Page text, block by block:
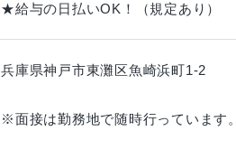
★給与の日払いOK！（規定あり）
兵庫県神戸市東灘区魚崎浜町1-2
※面接は勤務地で随時行っています。